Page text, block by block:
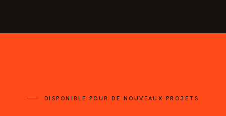
DISPONIBLE POUR DE NOUVEAUX PROJETS